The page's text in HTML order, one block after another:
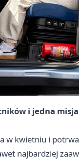
i jedna
w kwietniu i
najbardziej